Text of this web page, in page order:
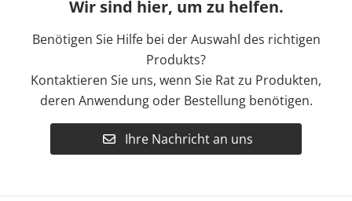
Wir sind hier, um zu helfen.
Benötigen Sie Hilfe bei der Auswahl des richtigen
Produkts?
Kontaktieren Sie uns, wenn Sie Rat zu Produkten,
deren Anwendung oder Bestellung benötigen.
Ihre Nachricht an uns